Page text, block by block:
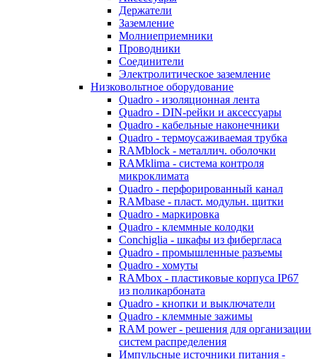
Держатели
Заземление
Молниеприемники
Проводники
Соединители
Электролитическое заземление
Низковольтное оборудование
Quadro - изоляционная лента
Quadro - DIN-рейки и аксессуары
Quadro - кабельные наконечники
Quadro - термоусаживаемая трубка
RAMblock - металлич. оболочки
RAMklima - система контроля
микроклимата
Quadro - перфорированный канал
RAMbase - пласт. модульн. щитки
Quadro - маркировка
Quadro - клеммные колодки
Conchiglia - шкафы из фибергласа
Quadro - промышленные разъемы
Quadro - хомуты
RAMbox - пластиковые корпуса IP67
из поликарбоната
Quadro - кнопки и выключатели
Quadro - клеммные зажимы
RAM power - решения для организации
систем распределения
Импульсные источники питания -